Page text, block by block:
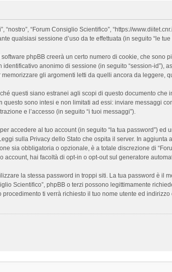
“Forum Consiglio Scientifico”, “https://
qualsiasi sessione d’uso da te effettuata (in seguito “le
phpBB creerà un certo numero di cookie, che sono
anonimo di sessione (in seguito “session-id”),
gli argomenti letti da quelli ancora da leggere,
questi siano estranei agli scopi di questo documento che
sono intesi e non limitati ad essi: inviare messaggi
e l’accesso (in seguito “i tuoi messaggi”).
accedere al tuo account (in seguito “la tua password”) ed
sulla Privacy dello Stato che ospita il server. In
sia obbligatoria o opzionale, è a totale discrezione di
hai facoltà di opt-in o opt-out sul generatore
la stessa password in troppi siti. La tua password è il
Scientifico”, phpBB o terzi possono legittimamente
ti verrà richiesto il tuo nome utente ed